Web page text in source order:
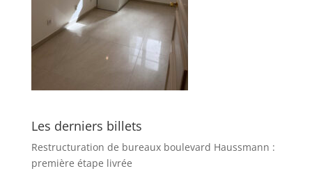
Les derniers billets
Restructuration de bureaux boulevard Haussmann :
première étape livrée